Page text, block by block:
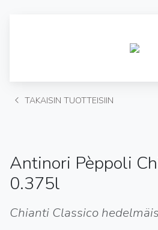
TAKAISIN TUOTTEISIIN
Antinori Pèppoli
0.375l
Chianti Classico